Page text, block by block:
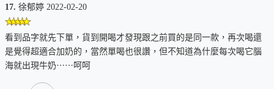
17. 徐郁婷 2022-02-20
看到品字就先下單，貨到開喝才發現跟之前買的是同一款，再次喝還
是覺得超適合加奶的，當然單喝也很讚，但不知道為什麼每次喝它腦
海就出現牛奶⋯⋯呵呵